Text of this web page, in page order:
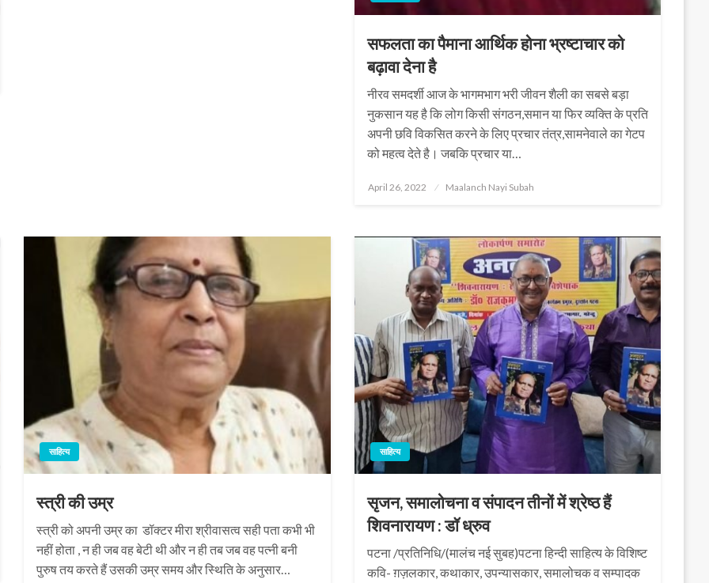
सफलता का पैमाना आर्थिक होना भ्रष्टाचार को
बढ़ावा देना है
नीरव समदर्शी आज के भागमभाग भरी जीवन शैली का सबसे बड़ा
नुकसान यह है कि लोग किसी संगठन,समान या फिर व्यक्ति के प्रति
अपनी छवि विकसित करने के लिए प्रचार तंत्र,सामनेवाले का गेटप
को महत्व देते है। जबकि प्रचार या…
Posted
April 26, 2022 Maalanch Nayi Subah
साहित्य
स्त्री की उम्र
स्त्री को अपनी उम्र का डॉक्टर मीरा श्रीवासत्व सही पता कभी भी
नहीं होता , न ही जब वह बेटी थी और न ही तब जब वह पत्नी बनी
पुरुष तय करते हैं उसकी उम्र समय और स्थिति के अनुसार…
साहित्य
सृजन, समालोचना व संपादन तीनों में श्रेष्ठ हैं
शिवनारायण : डॉ ध्रुव
पटना /प्रतिनिधि/(मालंच नई सुबह)पटना हिन्दी साहित्य के विशिष्ट
कवि- ग़ज़लकार, कथाकार, उपन्यासकार, समालोचक व सम्पादक